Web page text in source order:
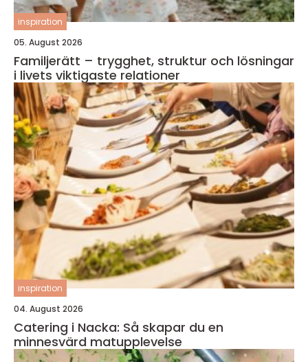
inspiration
05. August 2026
Familjerätt – trygghet, struktur och lösningar
i livets viktigaste relationer
inspiration
04. August 2026
Catering i Nacka: Så skapar du en
minnesvärd matupplevelse